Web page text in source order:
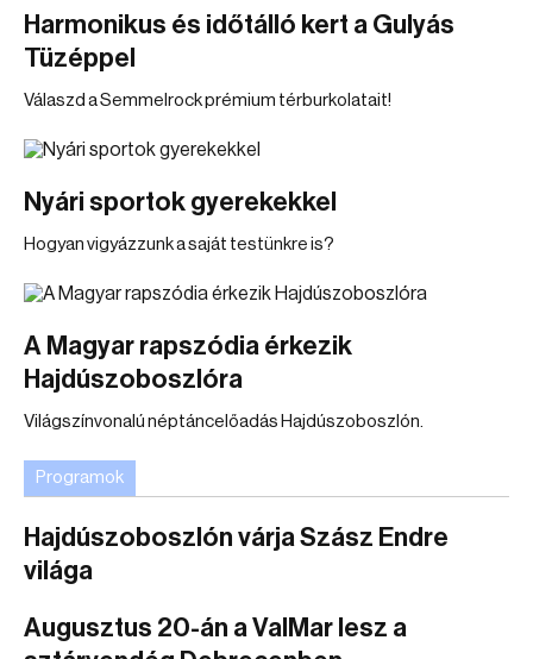
Harmonikus és időtálló kert a Gulyás
Tüzéppel
Válaszd a Semmelrock prémium térburkolatait!
Nyári sportok gyerekekkel
Hogyan vigyázzunk a saját testünkre is?
A Magyar rapszódia érkezik
Hajdúszoboszlóra
Világszínvonalú néptáncelőadás Hajdúszoboszlón.
Programok
Hajdúszoboszlón várja Szász Endre
világa
Augusztus 20-án a ValMar lesz a